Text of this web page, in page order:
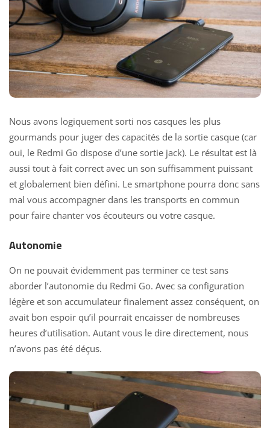
Nous avons logiquement sorti nos casques les plus
gourmands pour juger des capacités de la sortie casque (car
oui, le Redmi Go dispose d’une sortie jack). Le résultat est là
aussi tout à fait correct avec un son suffisamment puissant
et globalement bien défini. Le smartphone pourra donc sans
mal vous accompagner dans les transports en commun
pour faire chanter vos écouteurs ou votre casque.
Autonomie
On ne pouvait évidemment pas terminer ce test sans
aborder l’autonomie du Redmi Go. Avec sa configuration
légère et son accumulateur finalement assez conséquent, on
avait bon espoir qu’il pourrait encaisser de nombreuses
heures d’utilisation. Autant vous le dire directement, nous
n’avons pas été déçus.